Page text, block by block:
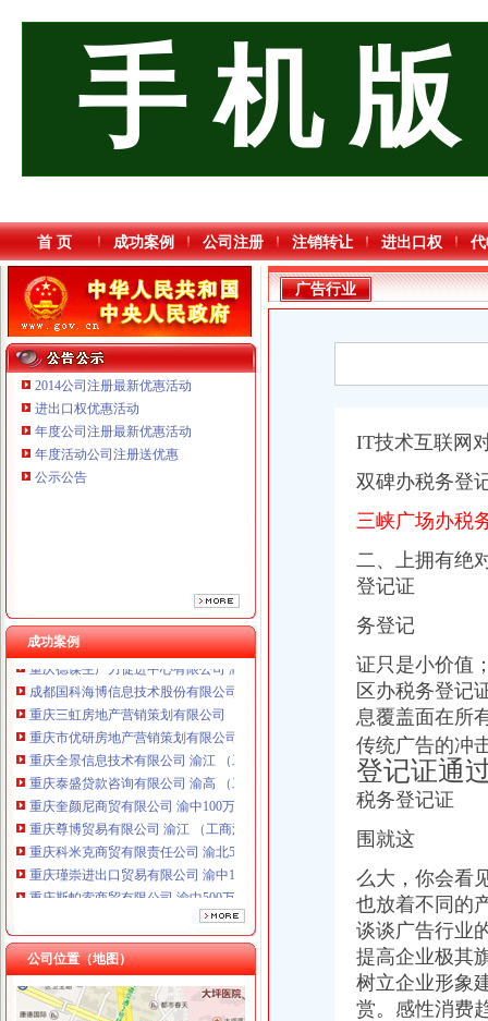
手 机 版
首 页 成功案例 公司注册 注销转让 进出口权
2014公司注册最新优惠活动
进出口权优惠活动
年度公司注册最新优惠活动
年度活动公司注册送优惠
公示公告
成功案例
重庆三虹房地产营销策划有限公司
重庆市优研房地产营销策划有限公司
重庆全景信息技术有限公司 渝江 （工商注册）
重庆瑾崇进出口贸易有限公司 渝中100万 （进出口权）
重庆斯帕索商贸有限公司 渝中500万 （进出口权）
重庆德谋生产力促进中心有限公司 渝大10万 （工商注册）
成都国科海博信息技术股份有限公司重庆分公司 渝江 （工商注册）
重庆三虹房地产营销策划有限公司
重庆市优研房地产营销策划有限公司
重庆全景信息技术有限公司 渝江 （工商注册）
重庆泰盛贷款咨询有限公司 渝高 （工商注册）
重庆奎颜尼商贸有限公司 渝中100万 （工商注册）
重庆尊博贸易有限公司 渝江 （工商注册）
重庆科米克商贸有限责任公司 渝北50万 （工商注册）
重庆瑾崇进出口贸易有限公司 渝中100万 （进出口权）
重庆斯帕索商贸有限公司 渝中500万 （进出口权）
重庆德谋生产力促进中心有限公司 渝大10万 （工商注册）
成都国科海博信息技术股份有限公司重庆分公司 渝江 （工商注册）
公司位置（地图）
广告行业
IT技术互联网
双碑办税务登
三峡广场办税
二、上拥有绝
登记证
务登记
证只是小价值
区办税务登记
息覆盖面在所
传统广告的冲
登记证通
税务登记证
围就这
么大，你会看
也放着不同的
谈谈广告行业
提高企业极其
树立企业形象
赏。感性消费